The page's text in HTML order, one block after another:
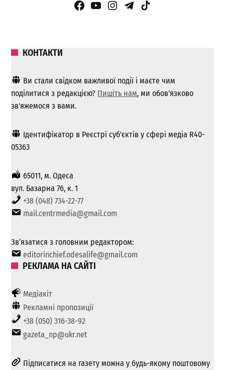
Facebook Page
YouTube
Instagram
Telegram
TikTok
КОНТАКТИ
Ви стали свідком важливої ​​події і маєте чим
поділитися з редакцією? Пишіть нам, ми обов'язково
зв'яжемося з вами.
Ідентифікатор в Реєстрі суб'єктів у сфері медіа R40-
05363
65011, м. Одеса
вул. Базарна 76, к. 1
+38 (048) 734-22-77
mail.centrmedia@gmail.com
Зв’язатися з головним редактором:
editorinchief.odesalife@gmail.com
РЕКЛАМА НА САЙТІ
Медіакіт
Рекламні пропозиції
+38 (050) 316-38-92
gazeta_np@ukr.net
Підписатися на газету можна у будь-якому поштовому